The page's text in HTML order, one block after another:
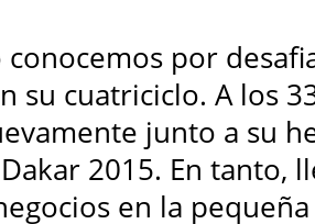
conocemos por
su cuatriciclo. A los
junto a su
2015. En tanto,
en la